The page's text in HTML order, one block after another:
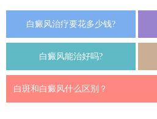
白癜风治疗要花多少钱?
白癜风能治好吗?
白斑和白癜风什么区别？